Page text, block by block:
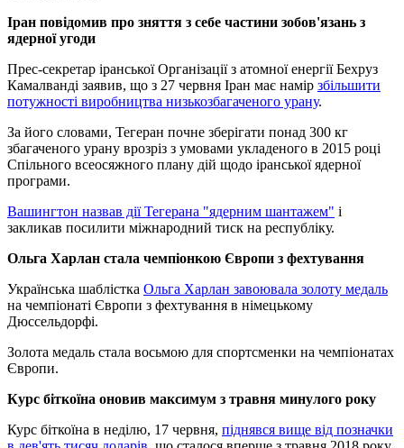
Іран повідомив про зняття з себе частини зобов'язань з
ядерної угоди
Прес-секретар іранської Організації з атомної енергії Бехруз
Камалванді заявив, що з 27 червня Іран має намір збільшити
потужності виробництва низькозбагаченого урану.
За його словами, Тегеран почне зберігати понад 300 кг
збагаченого урану врозріз з умовами укладеного в 2015 році
Спільного всеосяжного плану дій щодо іранської ядерної
програми.
Вашингтон назвав дії Тегерана "ядерним шантажем" і
закликав посилити міжнародний тиск на республіку.
Ольга Харлан стала чемпіонкою Європи з фехтування
Українська шаблістка Ольга Харлан завоювала золоту медаль
на чемпіонаті Європи з фехтування в німецькому
Дюссельдорфі.
Золота медаль стала восьмою для спортсменки на чемпіонатах
Європи.
Курс біткоїна оновив максимум з травня минулого року
Курс біткоїна в неділю, 17 червня, піднявся вище від позначки